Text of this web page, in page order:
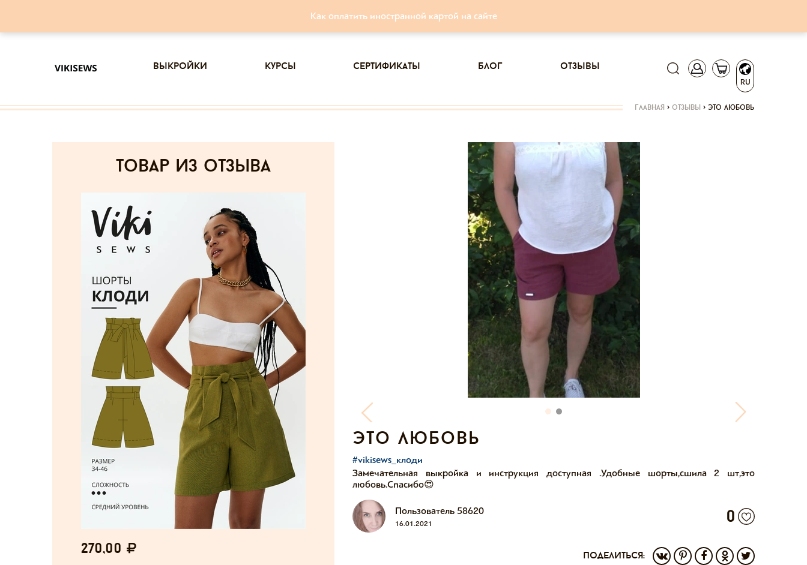
Как оплатить иностранной картой на сайте
RU
выкройки курсы сертификаты блог отзывы
главная > отзывы > это любовь
товар из отзыва
270,00
это любовь
#vikisews_клоди
Замечательная выкройка и инструкция доступная .Удобные шорты,сшила 2 шт,это
любовь.Спасибо😍
Пользователь 58620
16.01.2021 0
поделиться: